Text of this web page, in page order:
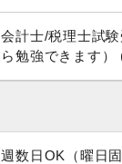
会計士/税理士試
ら勉強できます）
週数日OK（曜日